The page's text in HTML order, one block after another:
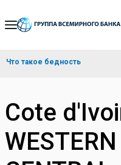
Skip
Navigation
Что такое бедность
Cote